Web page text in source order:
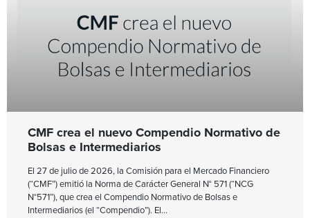
CMF crea el nuevo Compendio Normativo de
Bolsas e Intermediarios
El 27 de julio de 2026, la Comisión para el Mercado Financiero
(“CMF”) emitió la Norma de Carácter General N° 571 (“NCG
N°571”), que crea el Compendio Normativo de Bolsas e
Intermediarios (el “Compendio”). El